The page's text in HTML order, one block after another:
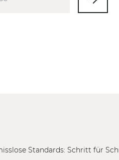
Standards: Schritt für